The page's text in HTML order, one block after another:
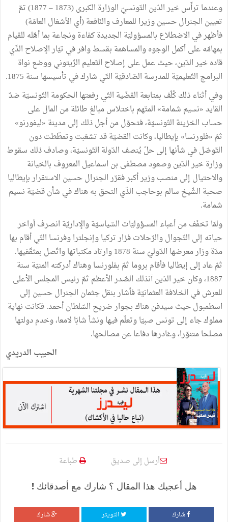
وعندما ترأّس خير الدّين التّونسيّ الوزارة الكبرى (1873 – 1877) تمّ
تعيين الجنرال حسين وزيرا للمعارف والنّافعة (أي الأشغال العامّة)
فأظهر في الاضطلاع بالمسؤوليّة الجديدة كفاءة ونجاعة بما أهّله للقيام
بمهامّه على أكمل الوجوه والمساهمة بقسط وافر في تيّار الإصلاح الذّي
قاده خير الدّين، حيث عمل على إصلاح التّعليم الزّيتوني ووضع نواة
البرامج التّعليميّة للمدرسة الصّادقيّة التّي شارك في تأسيسها سنة 1875.
وفي أثناء ذلك كُلّف بمتابعة القضّية التّي رفعتها الحكومة التّونسيّة ضدّ
القايد «نسيم شمامة» المتّهم باختلاس مبالغ طائلة من المال على
حساب الخزينة التّونسيّة، فتحوّل من أجل ذلك إلى مدينة «ليفورنو»
ثمّ «فلورنسا» بإيطاليا، وكانت القضيّة قد تشعّبت وتمطّطت دون
التّوصّل في شأنها إلى حلّ يُنصف الدّولة التّونسيّة، وصادف ذلك سقوط
وزارة خير الدّين وصعود مصطفى بن اسماعيل المعروف بالخيانة
والاحتيال إلى منصب وزير أكبر فقرّر الجنرال حسين الاستقرار بإيطاليا
صحبة الشّيخ سالم بوحاجب الذّي التحق به هناك في شأن قضيّة نسيم
شمامة.
ولمّا تخفّف من أعباء المسؤوليّات السّياسيّة والإداريّة انصرف أواخر
حياته إلى التّجوال والرّحلات فزار تركيا وإنجلترا وفرنسا التّي أقام بها
مدّة وزار معرضها الدّوليّ سنة 1878 وارتاد مكتباتها واتّصل بمثقّفيها.
ثمّ عاد إلى إيطاليا فأقام بروما ثمّ بفلورنسا وهناك أدركته المنيّة سنة
1887، وكان خير الدّين آنذلك الصّدر الأعظم ثمّ رئيس المجلس الأعلى
للعرش في الخلافة العثمانيّة فأشار بنقل جثمان الجنرال حسين إلى
اسطمبول حيث سيدفن هناك بجوار ضريح السّلطان أحمد. فكانت نهاية
مملوك جاء إلى تونس صبيّا وتعلّم فيها ونشأ شابّا لامعا، وخدم دولتها
مصلحا متنوّرا، وغادرها دفاعا عن مصالحها.
الحبيب الدريدي
أرسل إلى صديق طباعة
هل أعجبك هذا المقال ؟ شارك مع أصدقائك !
شارك التويتر شارك